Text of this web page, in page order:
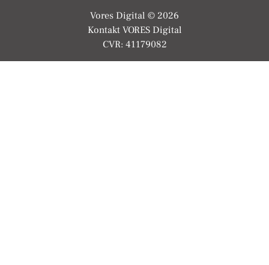
Vores Digital © 2026
Kontakt VORES Digital
CVR: 41179082